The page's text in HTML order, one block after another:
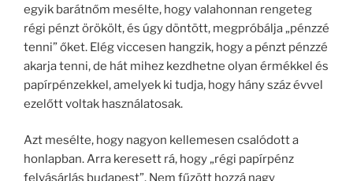
egyik barátnőm mesélte, hogy valahonnan rengeteg
régi pénzt örökölt, és úgy döntött, megpróbálja „pénzzé
tenni” őket. Elég viccesen hangzik, hogy a pénzt pénzzé
akarja tenni, de hát mihez kezdhetne olyan érmékkel és
papírpénzekkel, amelyek ki tudja, hogy hány száz évvel
ezelőtt voltak használatosak.
Azt mesélte, hogy nagyon kellemesen csalódott a
honlapban. Arra keresett rá, hogy „régi papírpénz
felvásárlás budapest”. Nem fűzött hozzá nagy